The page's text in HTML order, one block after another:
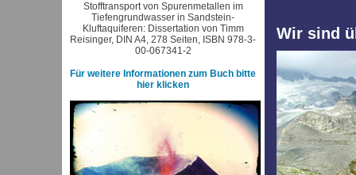
Stofftransport von Spurenmetallen im
Tiefengrundwasser in Sandstein-
Kluftaquiferen: Dissertation von Timm
Reisinger, DIN A4, 278 Seiten, ISBN 978-3-
00-067341-2
Für weitere Informationen zum Buch bitte
hier klicken
Wir sind